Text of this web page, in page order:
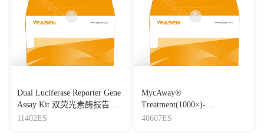
Dual Luciferase Reporter Gene
Assay Kit 双荧光素酶报告基
因检测试剂盒
11402ES
MycAway®
Treatment(1000×)-
Mycoplasma Elimination
40607ES